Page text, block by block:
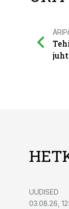
UUDISED
03.08.26,